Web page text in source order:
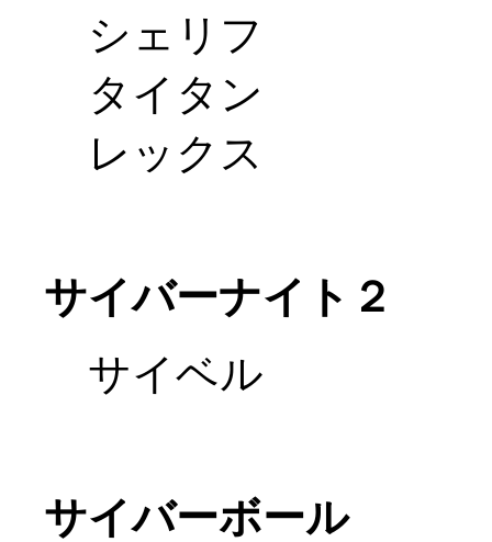
シェリフ
タイタン
レックス
サイバーナイト２
サイベル
サイバーボール